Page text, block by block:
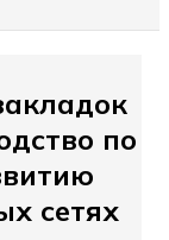
по
сетях